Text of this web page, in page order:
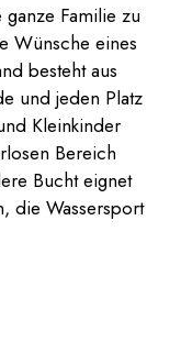
Familie zu
Wünsche eines
besteht aus
und jeden Platz
Kleinkinder
Bereich
Bucht eignet
die Wassersport